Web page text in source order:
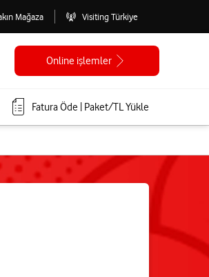
Mağaza Visiting Türkiye
Online işlemler
Fatura Öde | Paket/TL Yükle